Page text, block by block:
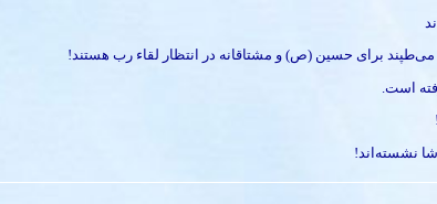
برای حسین (ص) و مشتاقانه در انتظار لقاء رب هستند!
است.
نشسته‌اند!